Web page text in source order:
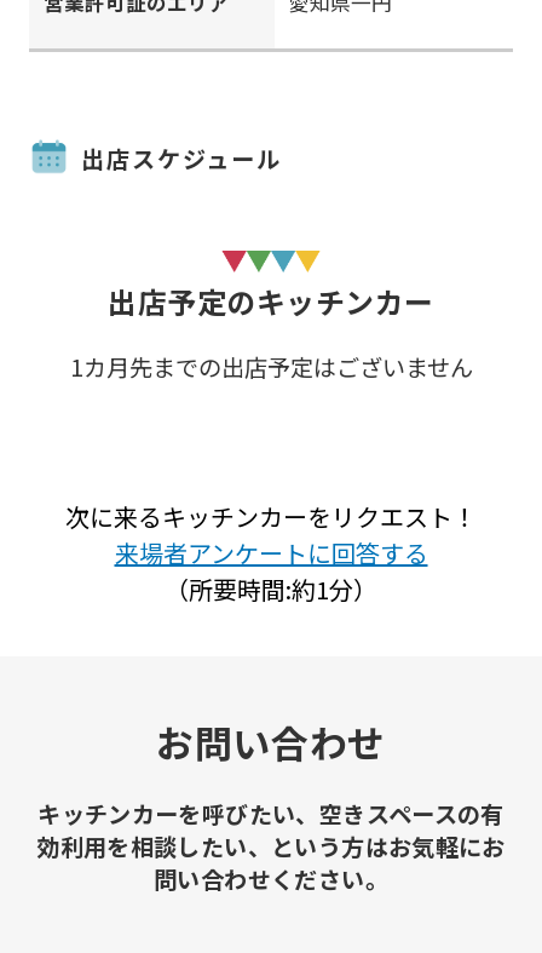
出店スケジュール
出店予定のキッチンカー
1カ月先までの出店予定はございません
次に来るキッチンカーをリクエスト！
来場者アンケートに回答する
（所要時間:約1分）
お問い合わせ
キッチンカーを呼びたい、空きスペースの有
効利用を相談したい、という方はお気軽にお
問い合わせください。